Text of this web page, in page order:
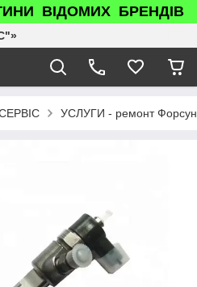
ВІДОМИХ БРЕНДІВ
УСЛУГИ - ремонт